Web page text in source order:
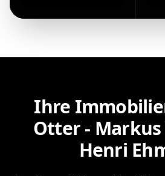
Ihre
Otter -
Henri